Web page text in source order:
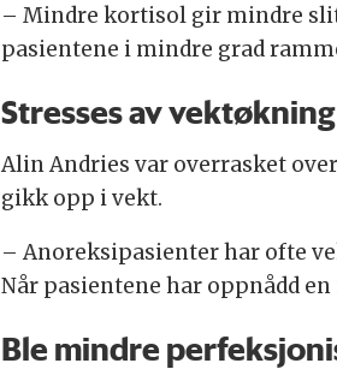
– Mindre kortisol gir mindre
pasientene i mindre grad
Stresses av vektøkning
Alin Andries var overrasket
gikk opp i vekt.
– Anoreksipasienter har ofte
Når pasientene har oppnådd
Ble mindre